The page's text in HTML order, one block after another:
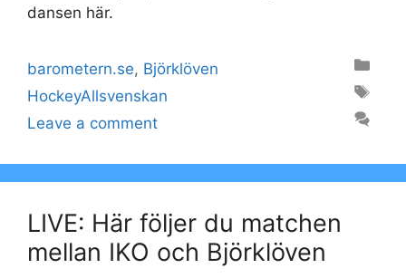
dansen här.
Categories
barometern.se, Björklöven
Tags
HockeyAllsvenskan
Leave a comment
LIVE: Här följer du matchen
mellan IKO och Björklöven